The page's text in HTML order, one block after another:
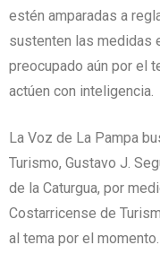
estén amparadas a
sustenten las medidas
preocupado aún por el
actúen con inteligencia.
La Voz de La Pampa
Turismo, Gustavo J.
de la Caturgua, por
Costarricense de
al tema por el momento.